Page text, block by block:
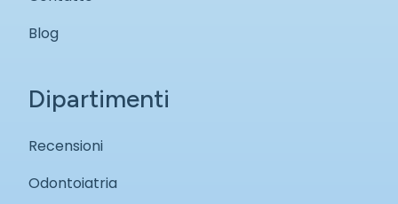
Blog
Dipartimenti
Recensioni
Odontoiatria